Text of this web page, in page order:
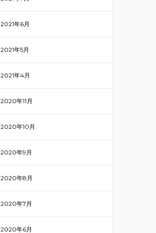
2021年6月
2021年5月
2021年4月
2020年11月
2020年10月
2020年9月
2020年8月
2020年7月
2020年6月